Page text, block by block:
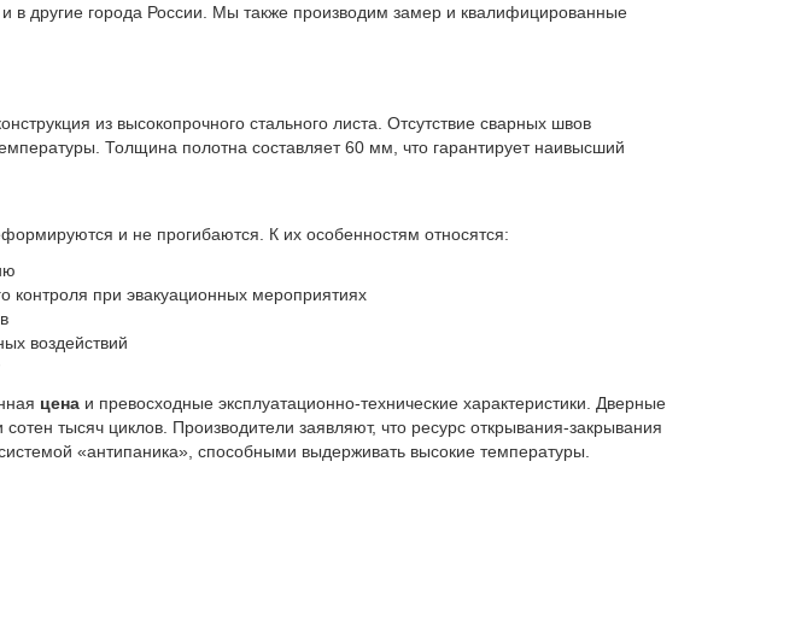
и в другие города России. Мы также производим замер и квалифицированные
из высокопрочного стального листа. Отсутствие сварных швов
Толщина полотна составляет 60 мм, что гарантирует наивысший
и не прогибаются. К их особенностям относятся:
контроля при эвакуационных мероприятиях
воздействий
цена и превосходные эксплуатационно-технические характеристики. Дверные
тысяч циклов. Производители заявляют, что ресурс открывания-закрывания
«антипаника», способными выдерживать высокие температуры.